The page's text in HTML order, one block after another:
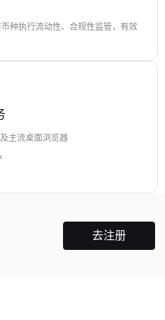
种执行流动性、合规性监管，有效
主流桌面浏览器
去注册